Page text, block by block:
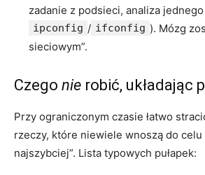
zadanie z podsieci, analiza
ipconfig / ifconfig ). Mózg
sieciowym”.
Czego nie robić, układając
Przy ograniczonym czasie łatwo
rzeczy, które niewiele wnoszą do celu
najszybciej”. Lista typowych pułapek: